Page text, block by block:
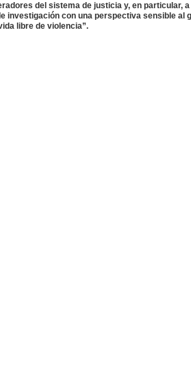
del sistema de justicia y, en particular, a
investigación con una perspectiva sensible al
libre de violencia”.